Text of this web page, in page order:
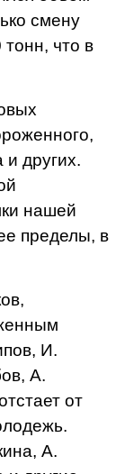
смену
что в
других.
нашей
пределы, в
И.
А.
от
А.